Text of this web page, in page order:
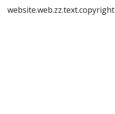
website.web.zz.text.copyright